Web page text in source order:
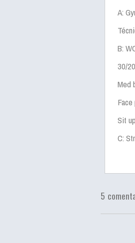
A:
B:
30/
Med
Sit
C:
5